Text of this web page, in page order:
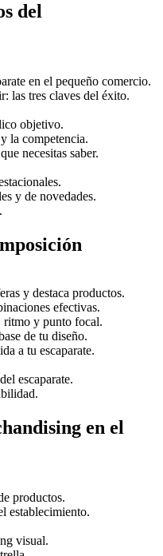
del
en el pequeño comercio.
las tres claves del éxito.
objetivo.
la competencia.
necesitas saber.
y de novedades.
y destaca productos.
efectivas.
y punto focal.
de tu diseño.
a tu escaparate.
escaparate.
en el
productos.
establecimiento.
visual.